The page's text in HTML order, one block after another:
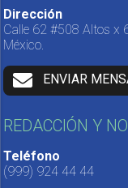
Dirección
Calle 62 #508 Altos x
México.
ENVIAR
REDACCIÓN Y
Teléfono
(999) 924 44 44